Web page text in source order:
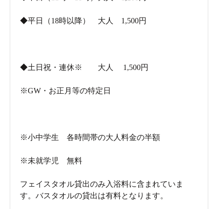
◆平日（18時以降） 大人 1,500円
◆土日祝・連休※ 大人 1,500円
※GW・お正月等の特定日
※小中学生 各時間帯の大人料金の半額
※未就学児 無料
フェイスタオル貸出のみ入浴料に含まれていま
す。バスタオルの貸出は有料となります。